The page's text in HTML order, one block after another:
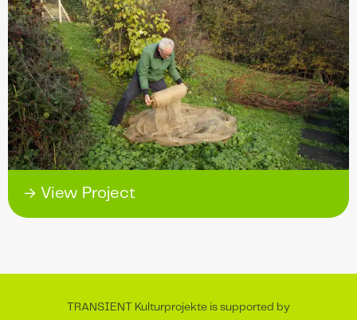
→ View Project
TRANSIENT Kulturprojekte is supported by